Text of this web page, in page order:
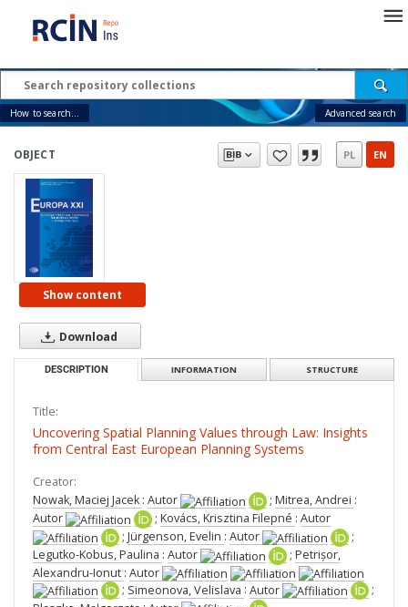
How to search... Advanced search
OBJECT PL EN
Show content
Download
DESCRIPTION INFORMATION STRUCTURE
Title:
Uncovering Spatial Planning Values through Law: Insights
from Central East European Planning Systems
Creator:
Nowak, Maciej Jacek : Autor ; Mitrea, Andrei :
Autor
; Kovács, Krisztina Filepné : Autor
; Jürgenson, Evelin : Autor
;
Legutko-Kobus, Paulina : Autor ; Petrișor,
Alexandru-Ionut : Autor
; Simeonova, Velislava : Autor
;